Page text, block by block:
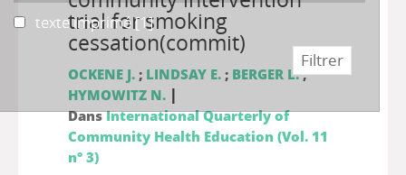
trial for smoking
cessation(commit)
OCKENE J.; LINDSAY E.; BERGER L.;
HYMOWITZ N. |
DansInternational Quarterly of
Community Health Education (Vol. 11
n° 3)
texte imprimé
texte imprimé[1]